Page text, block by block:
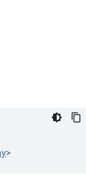
>